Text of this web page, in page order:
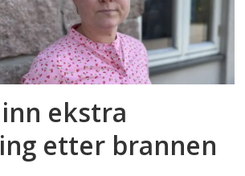
ekstra
etter brannen